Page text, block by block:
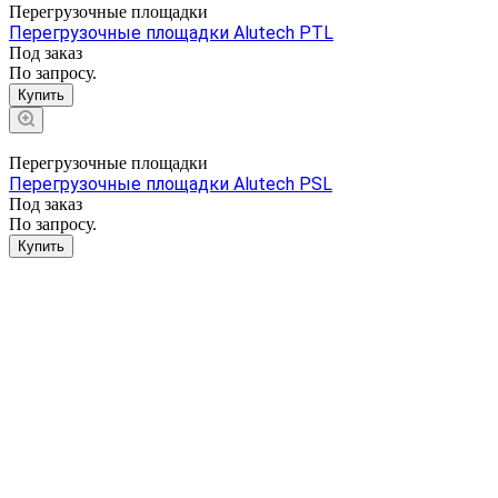
Перегрузочные площадки
Перегрузочные площадки Alutech PTL
Под заказ
По запросу.
Купить
Перегрузочные площадки
Перегрузочные площадки Alutech PSL
Под заказ
По запросу.
Купить